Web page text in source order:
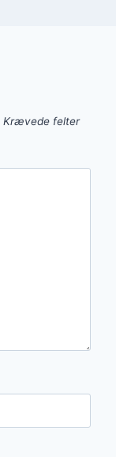
Krævede felter